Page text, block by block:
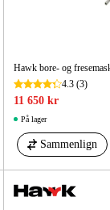
Hawk bore- og
4.3(3)
11 650 kr
På lager
Sammenlign